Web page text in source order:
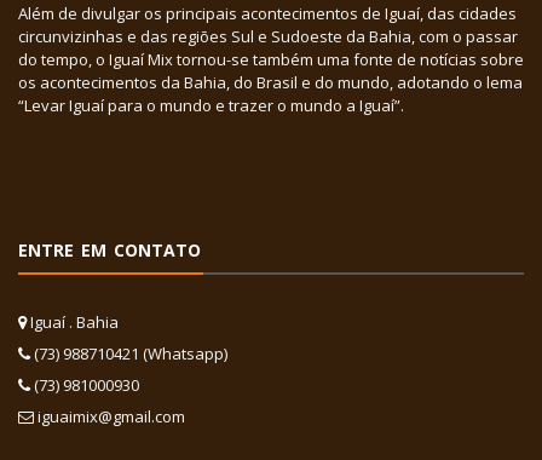
Além de divulgar os principais acontecimentos de Iguaí, das cidades
circunvizinhas e das regiões Sul e Sudoeste da Bahia, com o passar
do tempo, o Iguaí Mix tornou-se também uma fonte de notícias sobre
os acontecimentos da Bahia, do Brasil e do mundo, adotando o lema
“Levar Iguaí para o mundo e trazer o mundo a Iguaí”.
ENTRE EM CONTATO
Iguaí . Bahia
(73) 988710421 (Whatsapp)
(73) 981000930
iguaimix@gmail.com